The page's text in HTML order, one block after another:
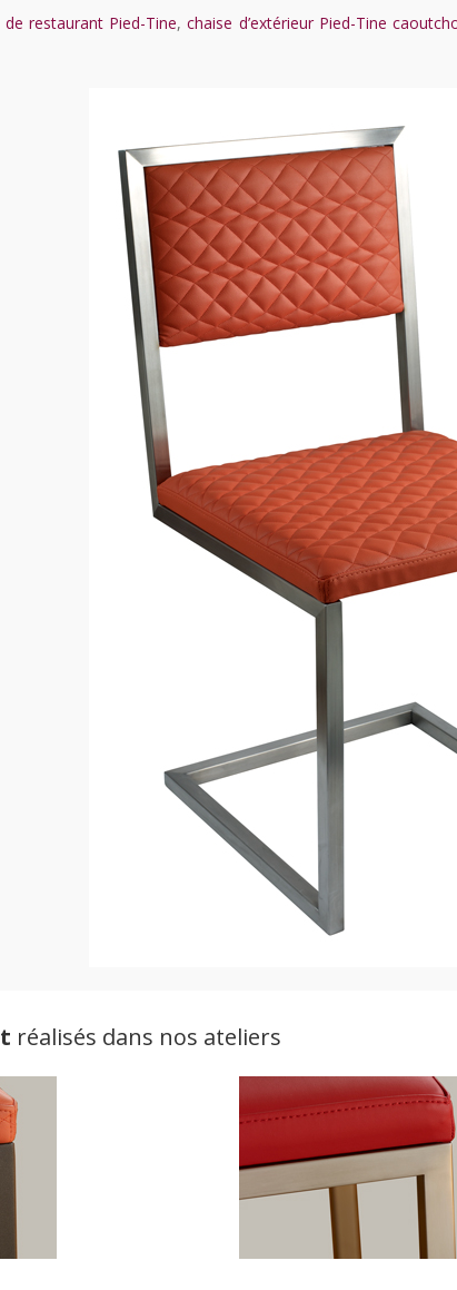
de restaurant Pied-Tine,chaise d’extérieur Pied-Tine
réalisés dans nos ateliers